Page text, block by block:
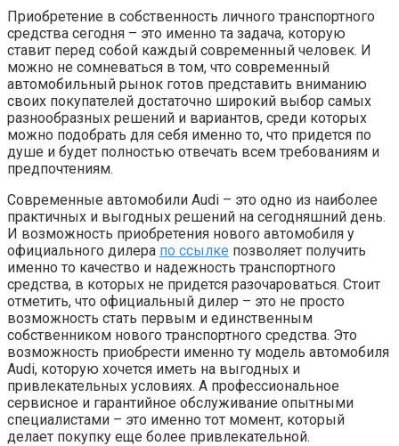
Приобретение в собственность личного транспортного
средства сегодня – это именно та задача, которую
ставит перед собой каждый современный человек. И
можно не сомневаться в том, что современный
автомобильный рынок готов представить вниманию
своих покупателей достаточно широкий выбор самых
разнообразных решений и вариантов, среди которых
можно подобрать для себя именно то, что придется по
душе и будет полностью отвечать всем требованиям и
предпочтениям.
Современные автомобили Audi – это одно из наиболее
практичных и выгодных решений на сегодняшний день.
И возможность приобретения нового автомобиля у
официального дилера по ссылке позволяет получить
именно то качество и надежность транспортного
средства, в которых не придется разочароваться. Стоит
отметить, что официальный дилер – это не просто
возможность стать первым и единственным
собственником нового транспортного средства. Это
возможность приобрести именно ту модель автомобиля
Audi, которую хочется иметь на выгодных и
привлекательных условиях. А профессиональное
сервисное и гарантийное обслуживание опытными
специалистами – это именно тот момент, который
делает покупку еще более привлекательной.